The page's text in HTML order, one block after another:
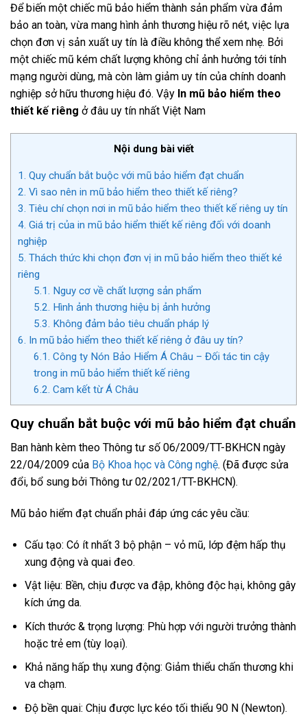
Để biến một chiếc mũ bảo hiểm thành sản phẩm vừa đảm
bảo an toàn, vừa mang hình ảnh thương hiệu rõ nét, việc lựa
chọn đơn vị sản xuất uy tín là điều không thể xem nhẹ. Bởi
một chiếc mũ kém chất lượng không chỉ ảnh hưởng tới tính
mạng người dùng, mà còn làm giảm uy tín của chính doanh
nghiệp sở hữu thương hiệu đó. Vậy In mũ bảo hiểm theo
thiết kế riêng ở đâu uy tín nhất Việt Nam
Nội dung bài viết
1. Quy chuẩn bắt buộc với mũ bảo hiểm đạt chuẩn
2. Vì sao nên in mũ bảo hiểm theo thiết kế riêng?
3. Tiêu chí chọn nơi in mũ bảo hiểm theo thiết kế riêng uy tín
4. Giá trị của in mũ bảo hiểm thiết kế riêng đối với doanh
nghiệp
5. Thách thức khi chọn đơn vị in mũ bảo hiểm theo thiết ké
riêng
5.1. Nguy cơ về chất lượng sản phẩm
5.2. Hình ảnh thương hiệu bị ảnh hưởng
5.3. Không đảm bảo tiêu chuẩn pháp lý
6. In mũ bảo hiểm theo thiết kế riêng ở đâu uy tín?
6.1. Công ty Nón Bảo Hiểm Á Châu – Đối tác tin cậy
trong in mũ bảo hiểm thiết kế riêng
6.2. Cam kết từ Á Châu
Quy chuẩn bắt buộc với mũ bảo hiểm đạt chuẩn
Ban hành kèm theo Thông tư số 06/2009/TT-BKHCN ngày
22/04/2009 của Bộ Khoa học và Công nghệ. (Đã được sửa
đổi, bổ sung bởi Thông tư 02/2021/TT-BKHCN).
Mũ bảo hiểm đạt chuẩn phải đáp ứng các yêu cầu:
Cấu tạo: Có ít nhất 3 bộ phận – vỏ mũ, lớp đệm hấp thụ
xung động và quai đeo.
Vật liệu: Bền, chịu được va đập, không độc hại, không gây
kích ứng da.
Kích thước & trọng lượng: Phù hợp với người trưởng thành
hoặc trẻ em (tùy loại).
Khả năng hấp thụ xung động: Giảm thiểu chấn thương khi
va chạm.
Độ bền quai: Chịu được lực kéo tối thiểu 90 N (Newton).